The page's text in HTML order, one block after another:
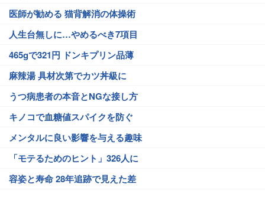
医師が勧める 猫背解消の体操術
人生台無しに…やめるべき7項目
465gで321円 ドンキプリン品薄
麻辣湯 具材次第でカツ丼級に
うつ病患者の本音とNGな接し方
キノコで血糖値スパイクを防ぐ
メンタルに良い影響を与える趣味
「モテるためのヒント」326人に
容姿と寿命 28年追跡で見えた差